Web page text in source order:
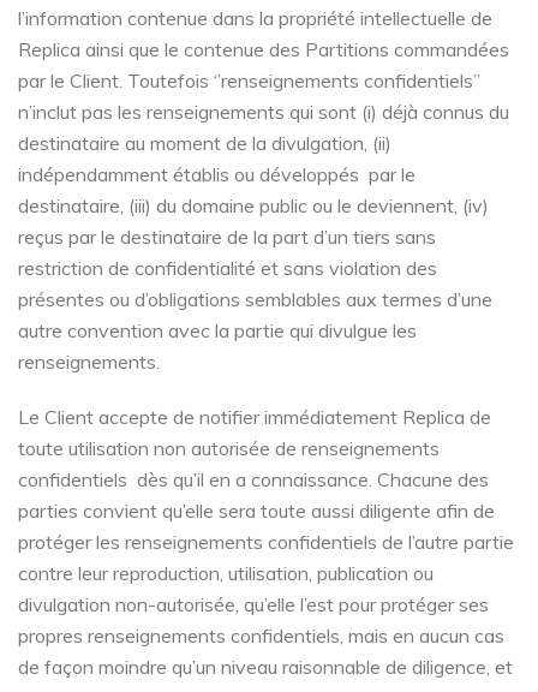
l’information contenue dans la propriété intellectuelle de
Replica ainsi que le contenue des Partitions commandées
par le Client. Toutefois ‘’renseignements confidentiels’’
n’inclut pas les renseignements qui sont (i) déjà connus du
destinataire au moment de la divulgation, (ii)
indépendamment établis ou développés par le
destinataire, (iii) du domaine public ou le deviennent, (iv)
reçus par le destinataire de la part d’un tiers sans
restriction de confidentialité et sans violation des
présentes ou d’obligations semblables aux termes d’une
autre convention avec la partie qui divulgue les
renseignements.
Le Client accepte de notifier immédiatement Replica de
toute utilisation non autorisée de renseignements
confidentiels dès qu’il en a connaissance. Chacune des
parties convient qu’elle sera toute aussi diligente afin de
protéger les renseignements confidentiels de l’autre partie
contre leur reproduction, utilisation, publication ou
divulgation non-autorisée, qu’elle l’est pour protéger ses
propres renseignements confidentiels, mais en aucun cas
de façon moindre qu’un niveau raisonnable de diligence, et